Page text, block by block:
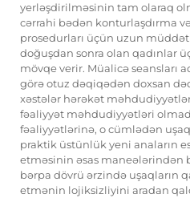
yerləşdirilməsinin tam olaraq
cərrahi bədən konturlaşdırma
prosedurları üçün uzun
doğuşdan sonra olan qadınlar
mövqe verir. Müalicə seansları
görə otuz dəqiqədən doxsan
xəstələr hərəkət
fəaliyyət məhdudiyyətləri
fəaliyyətlərinə, o cümlədən
praktik üstünlük yeni anaların
etməsinin əsas maneələrindən
bərpa dövrü ərzində uşaqların
etmənin lojiksizliyini aradan